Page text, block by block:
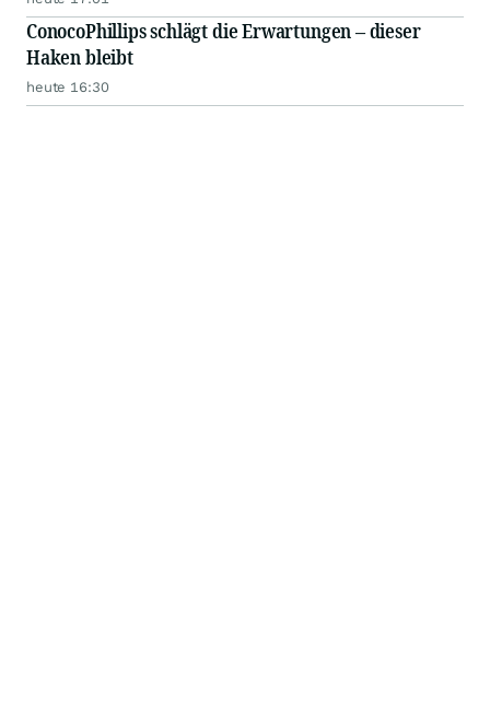
ConocoPhillips schlägt die Erwartungen – dieser
Haken bleibt
heute 16:30